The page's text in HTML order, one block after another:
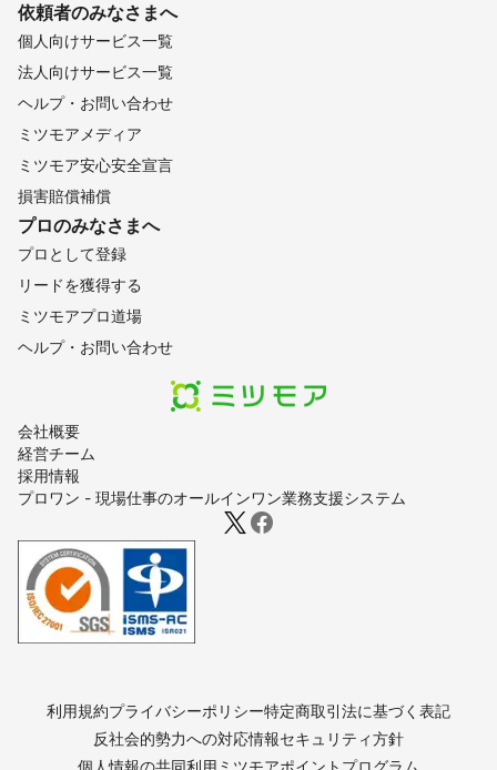
会社概要
経営チーム
採用情報
プロワン - 現場仕事のオールインワン業務支援システム
依頼者のみなさまへ
個人向けサービス一覧
法人向けサービス一覧
ヘルプ・お問い合わせ
ミツモアメディア
ミツモア安心安全宣言
損害賠償補償
プロのみなさまへ
プロとして登録
リードを獲得する
ミツモアプロ道場
ヘルプ・お問い合わせ
利用規約プライバシーポリシー特定商取引法に基づく表記
反社会的勢力への対応情報セキュリティ方針
個人情報の共同利用 ミツモアポイントプログラム